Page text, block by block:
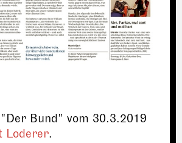
Bund" vom 30.3.2019
Loderer.